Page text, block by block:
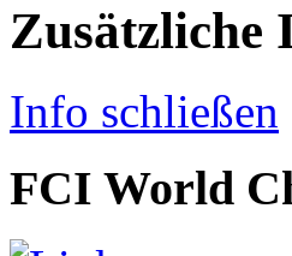
Zusätzliche
Info schließen
FCI World